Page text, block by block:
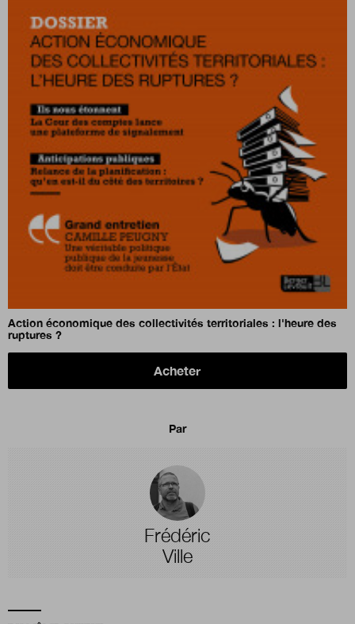
Action économique des collectivités territoriales : l'heure des
ruptures ?
Acheter
Par
Frédéric
Ville